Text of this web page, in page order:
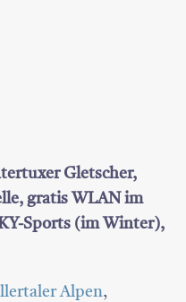
Gletscher,
gratis WLAN im
Sports (im Winter),
Alpen,